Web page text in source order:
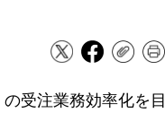
受注業務効率化を目